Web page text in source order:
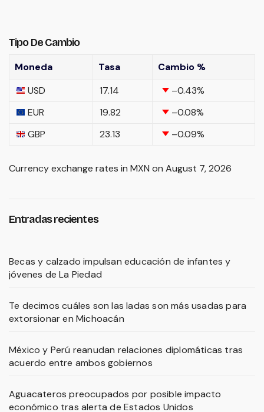
Tipo De Cambio
Moneda Tasa
Cambio %
USD
17.14 –0.43%
EUR
19.82 –0.08%
GBP
23.13 –0.09%
Currency exchange rates in MXN on August 7, 2026
Entradas recientes
Becas y calzado impulsan educación de infantes y
jóvenes de La Piedad
Te decimos cuáles son las ladas son más usadas para
extorsionar en Michoacán
México y Perú reanudan relaciones diplomáticas tras
acuerdo entre ambos gobiernos
Aguacateros preocupados por posible impacto
económico tras alerta de Estados Unidos